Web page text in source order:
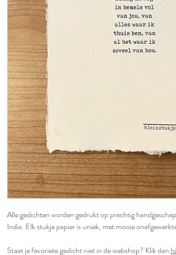
Alle gedichten worden gedrukt op prachtig
India. Elk stukje papier is uniek, met mooie
Staat je favoriete gedicht niet in de webshop? Klik dan